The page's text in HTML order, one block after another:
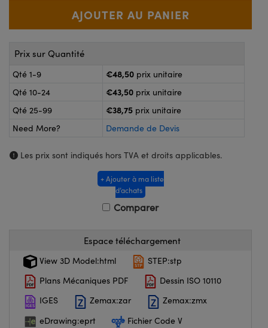
ou Coupleurs
de Poche ou à Mesure Directe
: Microscopie
: Caméras
Labs™
Prix sur Quantité
Qté 1-9 €48,50 prix unitaire
Qté 10-24
€43,50 prix unitaire
Qté 25-99
€38,75 prix unitaire
Need More?
Demande de Devis
Les prix sont indiqués hors TVA et droits applicables.
+ Ajouter à ma liste
d’achats
Comparer
Espace téléchargement
View 3D Model:html
STEP:stp
Plans Mécaniques PDF
Dessin ISO 10110
IGES
Zemax:zar
Zemax:zmx
eDrawing:eprt
Fichier Code V